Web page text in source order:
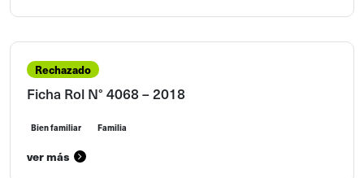
Rechazado
Ficha Rol N° 4068 – 2018
Bien familiar Familia
ver más